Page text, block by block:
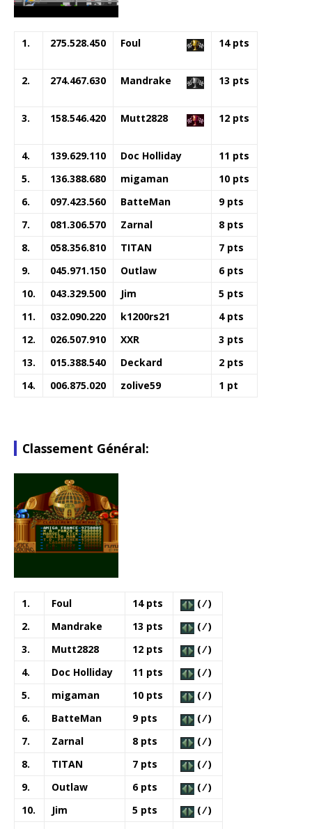
1. 275.528.450 Foul 14 pts
2. 274.467.630 Mandrake 13 pts
3. 158.546.420 Mutt2828 12 pts
4. 139.629.110 Doc Holliday
11 pts
5.
136.388.680 migaman
10 pts
6.
097.423.560 BatteMan
9 pts
7.
081.306.570 Zarnal
8 pts
8.
058.356.810 TITAN
7 pts
9.
045.971.150 Outlaw
6 pts
10.
043.329.500 Jim
5 pts
11.
032.090.220 k1200rs21
4 pts
12.
026.507.910 XXR
3 pts
13.
015.388.540 Deckard
2 pts
14.
006.875.020 zolive59 1 pt
Classement Général:
1. Foul 14 pts
( ⁄ )
2.
Mandrake 13 pts
( ⁄ )
3.
Mutt2828 12 pts
( ⁄ )
4.
Doc Holliday 11 pts
( ⁄ )
5.
migaman 10 pts
( ⁄ )
6.
BatteMan 9 pts
( ⁄ )
7.
Zarnal 8 pts
( ⁄ )
8.
TITAN 7 pts
( ⁄ )
9.
Outlaw 6 pts
( ⁄ )
10.
Jim 5 pts
( ⁄ )